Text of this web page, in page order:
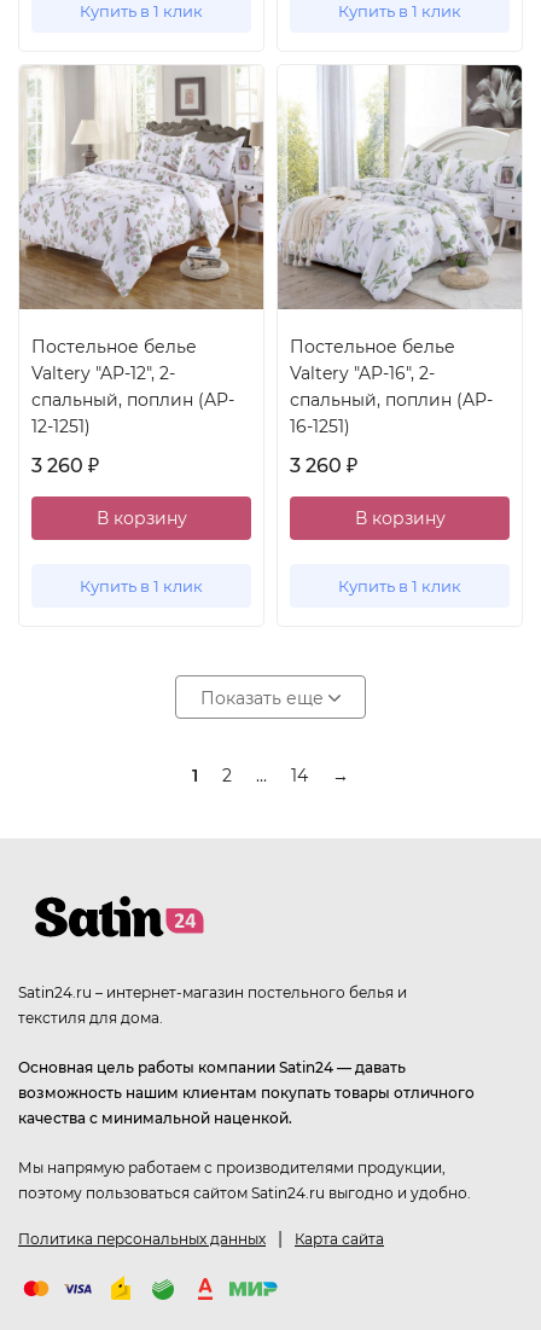
Купить в 1 клик Купить в 1 клик
Постельное белье
Valtery "AP-12", 2-
спальный, поплин (AP-
12-1251)
3 260 ₽
В корзину
Купить в 1 клик
Постельное белье
Valtery "AP-16", 2-
спальный, поплин (AP-
16-1251)
3 260 ₽
В корзину
Купить в 1 клик
Показать еще
1 2 ... 14 →
Satin24.ru – интернет-магазин постельного белья и
текстиля для дома.
Основная цель работы компании Satin24 — давать
возможность нашим клиентам покупать товары отличного
качества с минимальной наценкой.
Мы напрямую работаем с производителями продукции,
поэтому пользоваться сайтом Satin24.ru выгодно и удобно.
Политика персональных данных | Карта сайта